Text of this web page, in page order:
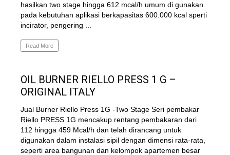
hasilkan two stage hingga 612 mcal/h umum di gunakan
pada kebutuhan aplikasi berkapasitas 600.000 kcal sperti
incirator, pengering ...
Read More
OIL BURNER RIELLO PRESS 1 G –
ORIGINAL ITALY
Jual Burner Riello Press 1G -Two Stage Seri pembakar
Riello PRESS 1G mencakup rentang pembakaran dari
112 hingga 459 Mcal/h dan telah dirancang untuk
digunakan dalam instalasi sipil dengan dimensi rata-rata,
seperti area bangunan dan kelompok apartemen besar